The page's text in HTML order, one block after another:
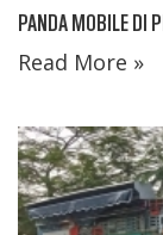
PANDA MOBILE DI
Read More »